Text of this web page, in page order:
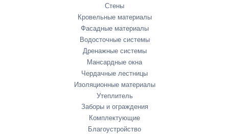
Стены
Кровельные материалы
Фасадные материалы
Водосточные системы
Дренажные системы
Мансардные окна
Чердачные лестницы
Изоляционные материалы
Утеплитель
Заборы и ограждения
Комплектующие
Благоустройство